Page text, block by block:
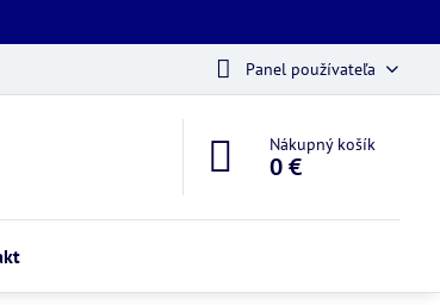
Panel používateľa
Nákupný košík
0 €